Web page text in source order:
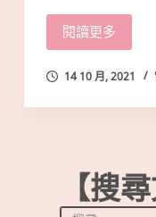
閱讀更多
14 10 月, 2021
【搜